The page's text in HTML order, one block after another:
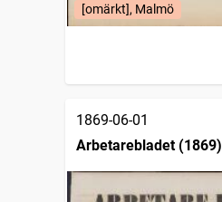
[omärkt], Malmö
1869-06-01
Arbetarebladet (1869)